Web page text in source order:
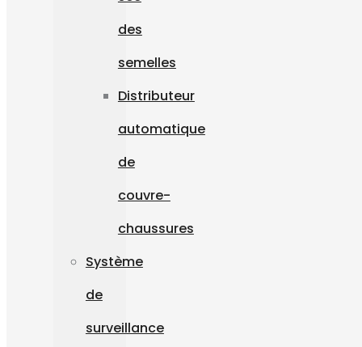
des
semelles
Distributeur
automatique
de
couvre-
chaussures
Système
de
surveillance